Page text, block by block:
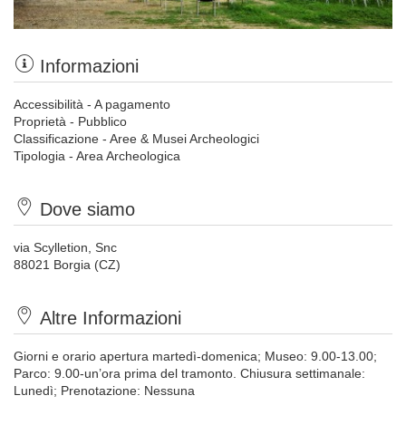
Informazioni
Accessibilità - A pagamento
Proprietà - Pubblico
Classificazione - Aree & Musei Archeologici
Tipologia - Area Archeologica
Dove siamo
via Scylletion, Snc
88021 Borgia (CZ)
Altre Informazioni
Giorni e orario apertura martedì-domenica; Museo: 9.00-13.00;
Parco: 9.00-un’ora prima del tramonto. Chiusura settimanale:
Lunedì; Prenotazione: Nessuna